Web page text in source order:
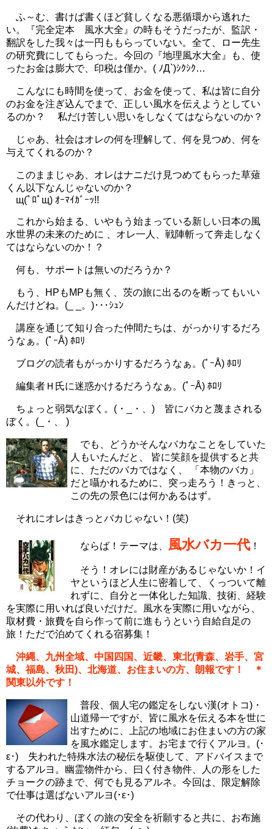
ふ～む、書けば書くほど貧しくなる悪循環から逃れた
い。『完全定本 風水大全』の時もそうだったが、監訳・
翻訳をした我々は一円ももらっていない。全て、ロー先生
の研究費にしてもらった。今回の『地理風水大全』も、使
ったお金は膨大で、印税は僅か。( ﾉД`)ｼｸｼｸ…
こんなにも時間を使って、お金を使って、私は皆に自分
のお金を注ぎ込んでまで、正しい風水を伝えようとしてい
るのか？ 私だけ苦しい思いをしなくてはならないのか？
じゃあ、社会はオレの何を理解して、何を見つめ、何を
与えてくれるのか？
このままじゃあ、オレはナニだけ見つめてもらった草薙
くん以下なんじゃないのか？
щ(ﾟﾛﾟщ) ｵｰﾏｲｶﾞｰｯ!!
これから始まる、いやもう始まっている新しい日本の風
水世界の未来のために 、オレ一人、戦陣斬って奔走しなく
てはならないのか！？
何も、サポートは無いのだろうか？
もう、HPもMPも無く、茨の旅に出るのを断ってもいい
んだけどね。(_ _。)･･･ｼｭﾝ
講座を通じて知り合った仲間たちは、がっかりするだろ
うなぁ。(ﾟｰÅ) ﾎﾛﾘ
ブログの読者もがっかりするだろうなぁ。(ﾟｰÅ) ﾎﾛﾘ
編集者Ｈ氏に迷惑かけるだろうなぁ。(ﾟｰÅ) ﾎﾛﾘ
ちょっと弱気なぼく。(・_・、) 皆にバカと蔑まされる
ぼく。(_・、 )
でも、どうかそんなバカなことをしていた
人もいたんだと、 皆に笑顔を提供すると共
に、ただのバカではなく、 「本物のバカ」
だと囁かれるために、突っ走ろう！きっと、
この先の景色には何かあるはず。
それにオレはきっとバカじゃない！(笑)
ならば！テーマは、 風水バカ一代 ！
そう！オレには財産があるじゃないか！イ
ヤというほど人生に密着して、くっついて離
れずに、自分と一体化した知識、技術、経験
を実際に用いれば良いだけだ。風水を実際に用いながら、
取材費・旅費を自ら作って前に進もうという自給自足の
旅！ただで泊めてくれる宿募集！
沖縄、九州全域、中国四国、近畿、東北(青森、岩手、宮
城、福島、秋田)、北海道、お住まいの方、朗報です！
＊
関東以外です！
普段、個人宅の鑑定をしない漢(オトコ)・
山道帰一ですが、皆に風水を伝える本を世に
出すために、上記の地域にお住まいの方の家
を風水鑑定します。お宅まで行くアルヨ。(･
ε･) 失われた特殊水法の秘伝を駆使して、アドバイスまで
するアルヨ。幽霊物件から、曰く付き物件、人の形をした
チョークの跡まで、何でも見るアルネ。今回は、限定解除
で仕事は選ばないアルヨ(･ε･)
その代わり、ぼくの旅の安全を祈願すると共に、お布施